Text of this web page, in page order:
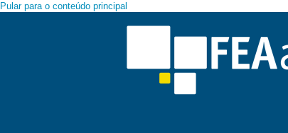
Pular para o conteúdo principal